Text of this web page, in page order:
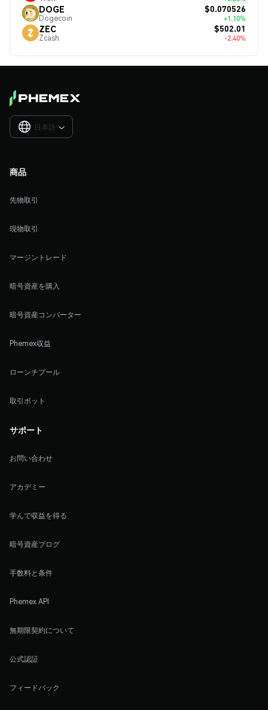
DOGE
Dogecoin
$0.070526
+1.10%
ZEC
Zcash
$502.01
-2.40%
日本語 
商品
先物取引
現物取引
マージントレード
暗号資産を購入
暗号資産コンバーター
Phemex収益
ローンチプール
取引ボット
サポート
お問い合わせ
アカデミー
学んで収益を得る
暗号資産ブログ
手数料と条件
Phemex API
無期限契約について
公式認証
フィードバック